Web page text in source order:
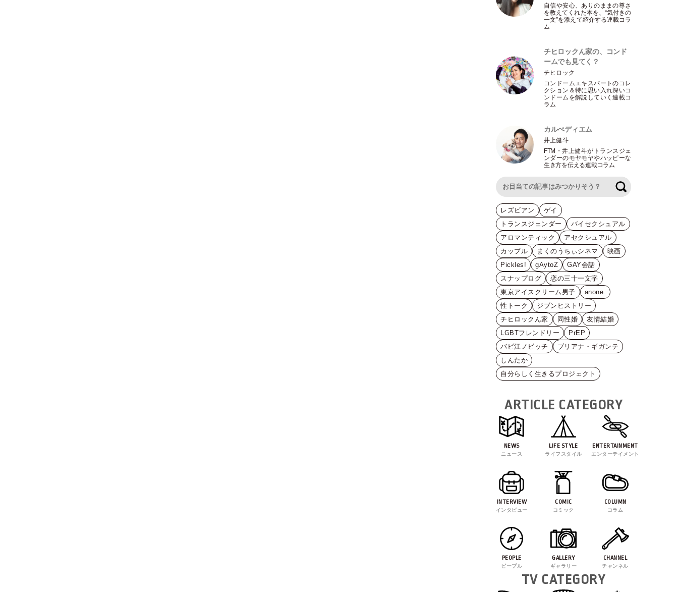
自信や安心、ありのままの尊さ
を教えてくれた本を、“気付きの
一文”を添えて紹介する連載コラ
ム
チヒロックん家の、コンド
ームでも見てく？
チヒロック
コンドームエキスパートのコレ
クション＆特に思い入れ深いコ
ンドームを解説していく連載コ
ラム
カルぺディエム
井上健斗
FTM ・井上健斗がトランスジェ
ンダーのモヤモヤやハッピーな
生き方を伝える連載コラム
レズビアン
ゲイ
トランスジェンダー
バイセクシュアル
アロマンティック
アセクシュアル
カップル
まくのうちぃシネマ
映画
Pickles!
gAytoZ
GAY会話
スナップログ
恋の三十一文字
東京アイスクリーム男子
anone.
性トーク
ジブンヒストリー
チヒロックん家
同性婚
友情結婚
LGBTフレンドリー
PrEP
バビ江ノビッチ
ブリアナ・ギガンテ
しんたか
自分らしく生きるプロジェクト
ARTICLE CATEGORY
NEWS
ニュース
LIFE STYLE
ライフスタイル
ENTERTAINMENT
エンターテイメント
INTERVIEW
インタビュー
COMIC
コミック
COLUMN
コラム
PEOPLE
ピープル
GALLERY
ギャラリー
CHANNEL
チャンネル
TV CATEGORY